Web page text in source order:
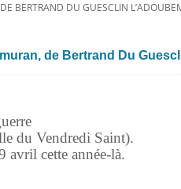
BERTRAND DU GUESCLIN
de Bertrand Du
du Vendredi Saint).
avril cette année-là.